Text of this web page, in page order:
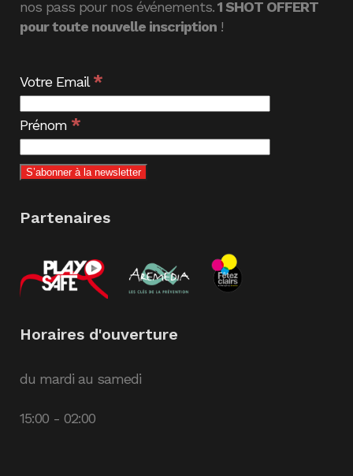
nos pass pour nos événements.1 SHOT OFFERT
pour toute nouvelle inscription !
Votre Email*
Prénom *
Partenaires
Horaires d'ouverture
du mardi au samedi
15:00 - 02:00